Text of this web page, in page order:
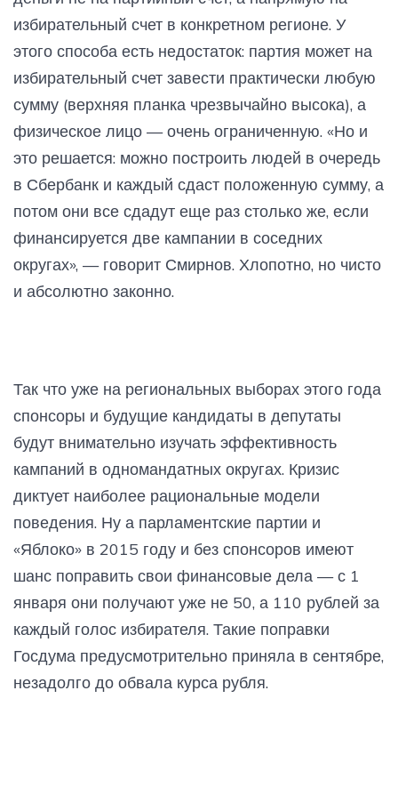
избирательный счет в конкретном регионе. У
этого способа есть недостаток: партия может на
избирательный счет завести практически любую
сумму (верхняя планка чрезвычайно высока), а
физическое лицо — очень ограниченную. «Но и
это решается: можно построить людей в очередь
в Сбербанк и каждый сдаст положенную сумму, а
потом они все сдадут еще раз столько же, если
финансируется две кампании в соседних
округах», — говорит Смирнов. Хлопотно, но чисто
и абсолютно законно.
Так что уже на региональных выборах этого года
спонсоры и будущие кандидаты в депутаты
будут внимательно изучать эффективность
кампаний в одномандатных округах. Кризис
диктует наиболее рациональные модели
поведения. Ну а парламентские партии и
«Яблоко» в 2015 году и без спонсоров имеют
шанс поправить свои финансовые дела — с 1
января они получают уже не 50, а 110 рублей за
каждый голос избирателя. Такие поправки
Госдума предусмотрительно приняла в сентябре,
незадолго до обвала курса рубля.